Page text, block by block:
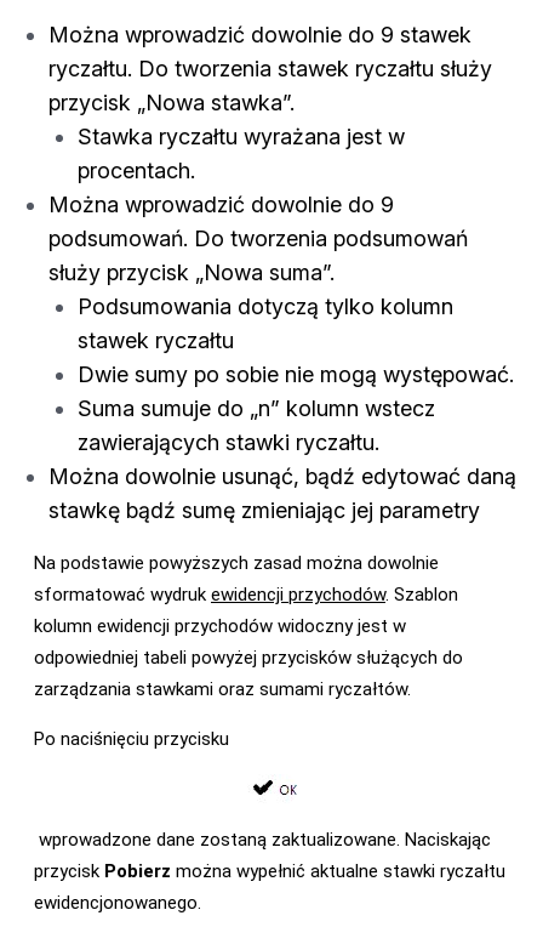
Można wprowadzić dowolnie do 9 stawek
ryczałtu. Do tworzenia stawek ryczałtu służy
przycisk „Nowa stawka”.
Stawka ryczałtu wyrażana jest w
procentach.
Można wprowadzić dowolnie do 9
podsumowań. Do tworzenia podsumowań
służy przycisk „Nowa suma”.
Podsumowania dotyczą tylko kolumn
stawek ryczałtu
Dwie sumy po sobie nie mogą występować.
Suma sumuje do „n” kolumn wstecz
zawierających stawki ryczałtu.
Można dowolnie usunąć, bądź edytować daną
stawkę bądź sumę zmieniając jej parametry
Na podstawie powyższych zasad można dowolnie
sformatować wydruk ewidencji przychodów. Szablon
kolumn ewidencji przychodów widoczny jest w
odpowiedniej tabeli powyżej przycisków służących do
zarządzania stawkami oraz sumami ryczałtów.
Po naciśnięciu przycisku
wprowadzone dane zostaną zaktualizowane. Naciskając
przycisk Pobierz można wypełnić aktualne stawki ryczałtu
ewidencjonowanego.